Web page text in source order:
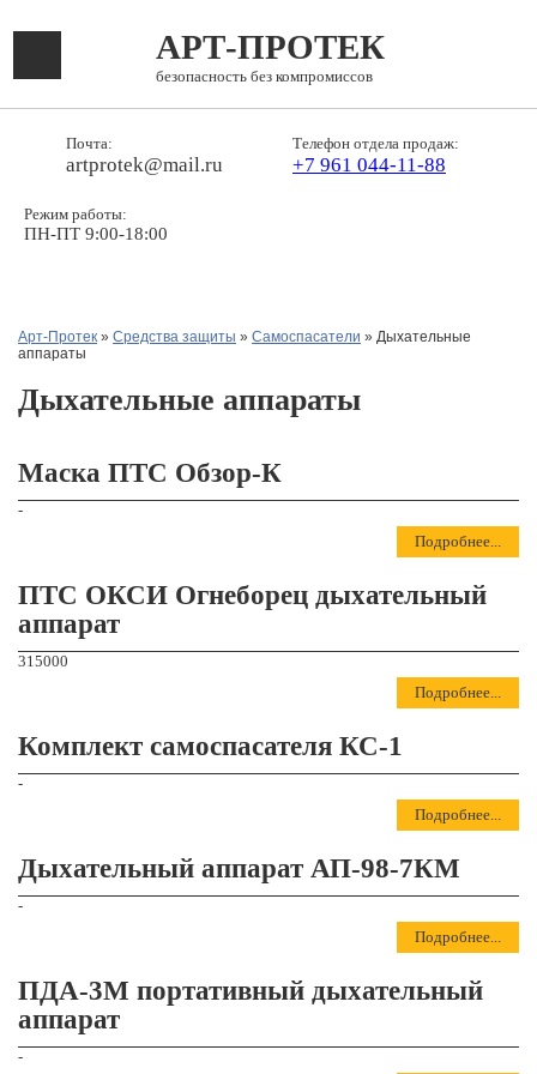
АРТ-ПРОТЕК
безопасность без компромиссов
Почта:
artprotek@mail.ru
Телефон отдела продаж:
+7 961 044-11-88
Режим работы:
ПН-ПТ 9:00-18:00
Арт-Протек » Средства защиты » Самоспасатели » Дыхательные
аппараты
Дыхательные аппараты
Маска ПТС Обзор-К
-
Подробнее...
ПТС ОКСИ Огнеборец дыхательный
аппарат
315000
Подробнее...
Комплект самоспасателя КС-1
-
Подробнее...
Дыхательный аппарат АП-98-7КМ
-
Подробнее...
ПДА-3М портативный дыхательный
аппарат
-